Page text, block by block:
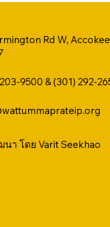
Rd W,
9500 & (301) 292-
า โดย Varit Seekhao